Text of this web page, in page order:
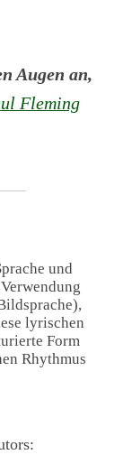
Augen an,
Fleming
und
lyrischen
Form
Rhythmus